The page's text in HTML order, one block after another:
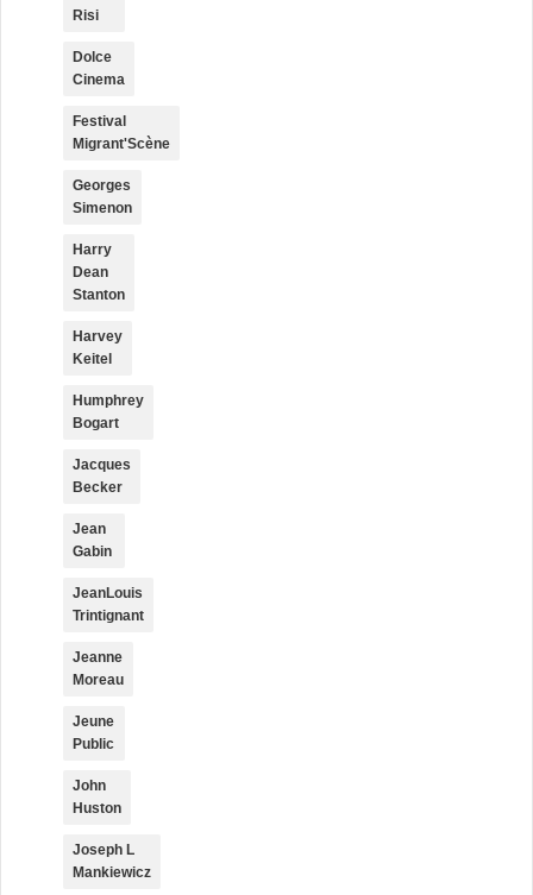
Risi
Dolce
Cinema
Festival
Migrant'Scène
Georges
Simenon
Harry
Dean
Stanton
Harvey
Keitel
Humphrey
Bogart
Jacques
Becker
Jean
Gabin
JeanLouis
Trintignant
Jeanne
Moreau
Jeune
Public
John
Huston
Joseph L
Mankiewicz